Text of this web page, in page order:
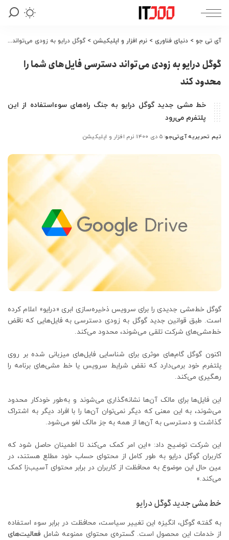
آی تی جو > دنیای فناوری > نرم افزار و اپلیکیشن > گوگل درایو به زودی می‌تواند دسترسی فایل‌های شما را محدود کند
گوگل درایو به زودی می‌تواند دسترسی فایل‌های شما را
محدود کند
خط مشی جدید گوگل درایو به جنگ راه‌های سوءاستفاده از این
پلتفرم می‌رود
ارسال
تیم تحریریه آی‌تی‌جو ۵ دی ۱۴۰۰ نرم افزار و اپلیکیشن
گوگل خط‌مشی جدیدی را برای سرویس ذخیره‌سازی ابری «درایو» اعلام کرده
است. طبق قوانین جدید گوگل به زودی دسترسی به فایل‌هایی که ناقض
خط‌مشی‌های شرکت تلقی می‌شوند، محدود می‌کند.
اکنون گوگل گام‌های موثری برای شناسایی فایل‌های میزبانی شده بر روی
پلتفرم خود برمی‌دارد که نقض شرایط سرویس یا خط مشی‌های برنامه را
رهگیری می‌کند.
این فایل‌ها برای مالک آن‌ها نشانه‌گذاری می‌شوند و به‌طور خودکار محدود
می‌شوند، به این معنی که دیگر نمی‌توان آن‌ها را با افراد دیگر به اشتراک
گذاشت و دسترسی به آن‌ها از همه به جز مالک لغو می‌شود.
این شرکت توضیح داد: «این امر کمک می‌کند تا اطمینان حاصل شود که
کاربران گوگل درایو به طور کامل از محتوای حساب خود مطلع هستند، در
عین حال این موضوع به محافظت از کاربران در برابر محتوای آسیب‌زا کمک
می‌کند.»
خط مشی جدید گوگل درایو
به گفته گوگل، انگیزه این تغییر سیاست، محافظت در برابر سوء استفاده
از خدمات این محصول است. گستره‌ی محتوای ممنوعه شامل فعالیت‌های